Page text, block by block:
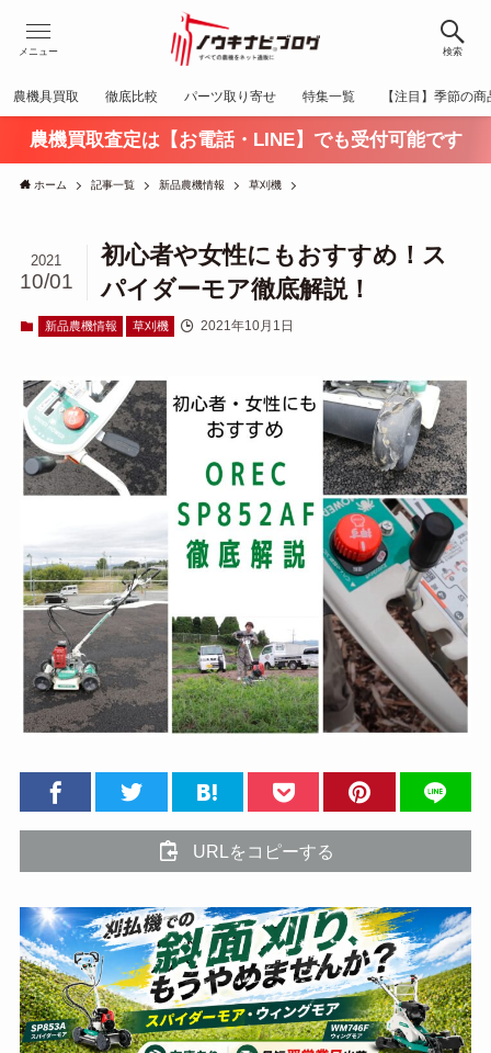
検索
メニュー
農機具買取 徹底比較 パーツ取り寄せ 特集一覧 【注目】季節の商
農機買取査定は【お電話・LINE】でも受付可能です
ホーム 記事一覧 新品農機情報 草刈機
初心者や女性にもおすすめ！ス
パイダーモア徹底解説！
2021
10/01
新品農機情報 草刈機 2021年10月1日
URLをコピーする